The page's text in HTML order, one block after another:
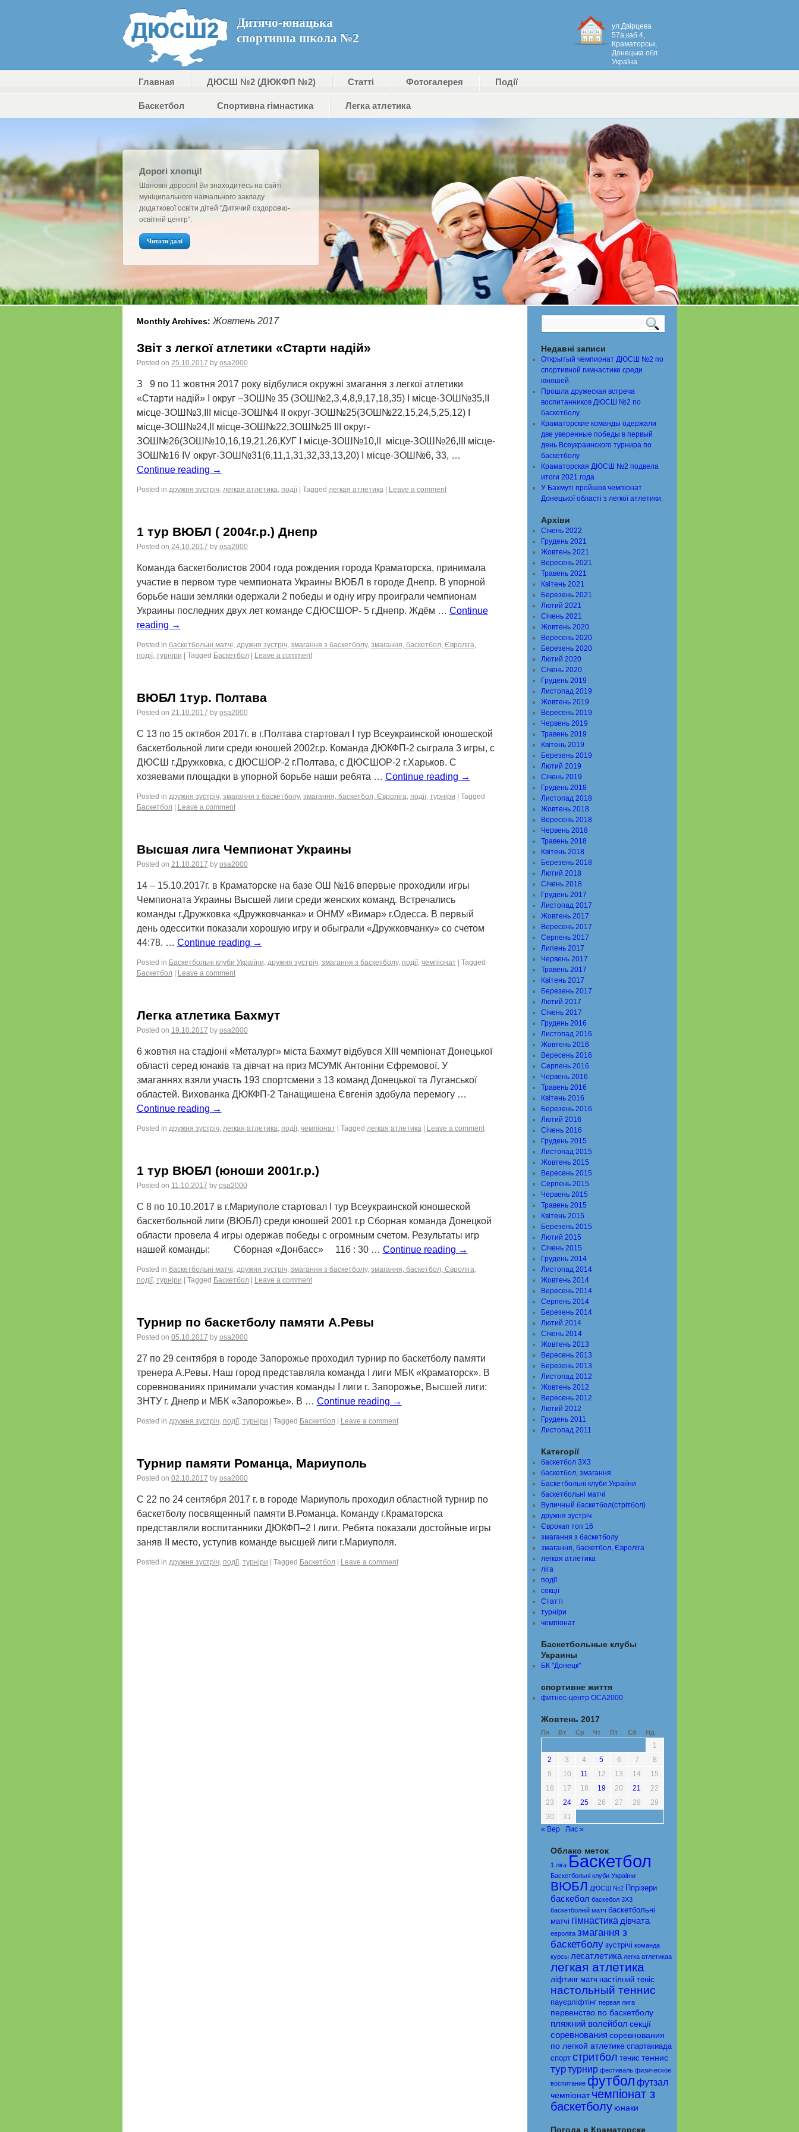
Дитячо-юнацька
спортивна школа №2
ул.Двірцева
57а,каб 4,
Краматорськ,
Донецька обл.
Україна
Главная ДЮСШ №2 (ДЮКФП №2) Статті Фотогалерея Події
Баскетбол Cпортивна гімнастика Легка атлетика
Дорогі хлопці!
Шановні дорослі! Ви знаходитесь на сайті
муніципального навчального закладу
додаткової освіти дітей "Дитячий оздоровчо-
освітній центр".
Читати далі
Monthly Archives: Жовтень 2017
Звіт з легкої атлетики «Старти надій»
Posted on 25.10.2017 by osa2000
З 9 по 11 жовтня 2017 року відбулися окружні змагання з легкої атлетики
«Старти надій» I округ –ЗОШ№ 35 (ЗОШ№2,З,4,8,9,17,18,35) I місце-ЗОШ№35,II
місце-ЗОШ№3,III місце-ЗОШ№4 II округ-ЗОШ№25(ЗОШ№22,15,24,5,25,12) I
місце-ЗОШ№24,II місце-ЗОШ№22,ЗОШ№25 III округ-
ЗОШ№26(ЗОШ№10,16,19,21,26,КУГ I місце-ЗОШ№10,II місце-ЗОШ№26,III місце-
ЗОШ№16 IV округ-ЗОШ№31(6,11,1,31,32,33,13,20) I місце-ЗОШ№6, 33, …
Continue reading →
Posted in дружня зустріч, легкая атлетика, події Tagged легкая атлетика Leave a comment
1 тур ВЮБЛ ( 2004г.р.) Днепр
Posted on 24.10.2017 by osa2000
Команда баскетболистов 2004 года рождения города Краматорска, принимала
участие в первом туре чемпионата Украины ВЮБЛ в городе Днепр. В упорной
борьбе наши земляки одержали 2 победы и одну игру проиграли чемпионам
Украины последних двух лет команде СДЮСШОР- 5 г.Днепр. Ждём … Continue
reading →
Posted in баскетбольні матчі, дружня зустріч, змагання з баскетболу, змагання, баскетбол, Євроліга,
події, турніри Tagged Баскетбол Leave a comment
ВЮБЛ 1тур. Полтава
Posted on 21.10.2017 by osa2000
С 13 по 15 октябоя 2017г. в г.Полтава стартовал I тур Всеукраинской юношеской
баскетбольной лиги среди юношей 2002г.р. Команда ДЮКФП-2 сыграла 3 игры, с
ДЮСШ г.Дружковка, с ДЮСШОР-2 г.Полтава, с ДЮСШОР-2 г.Харьков. С
хозяевами площадки в упорной борьбе наши ребята … Continue reading →
Posted in дружня зустріч, змагання з баскетболу, змагання, баскетбол, Євроліга, події, турніри
Tagged
Баскетбол
Leave a comment
Высшая лига Чемпионат Украины
Posted on 21.10.2017 by osa2000
14 – 15.10.2017г. в Краматорске на базе ОШ №16 впервые проходили игры
Чемпионата Украины Высшей лиги среди женских команд. Встречались
команды г.Дружковка «Дружковчанка» и ОНМУ «Вимар» г.Одесса. В первый
день одесситки показали хорошую игру и обыграли «Дружковчанку» со счетом
44:78. … Continue reading →
Posted in Баскетбольні клуби Украіїни, дружня зустріч, змагання з баскетболу, події, чемпіонат
Tagged
Баскетбол
Leave a comment
Легка атлетика Бахмут
Posted on 19.10.2017 by osa2000
6 жовтня на стадіоні «Металург» міста Бахмут відбувся ХІІІ чемпіонат Донецької
області серед юнаків та дівчат на приз МСУМК Антоніни Єфремової. У
змаганнях взяли участь 193 спортсмени з 13 команд Донецької та Луганської
областей. Вихованка ДЮКФП-2 Танащишена Євгенія здобула перемогу …
Continue reading →
Posted in дружня зустріч, легкая атлетика, події, чемпіонат Tagged легкая атлетика Leave a comment
1 тур ВЮБЛ (юноши 2001г.р.)
Posted on 11.10.2017 by osa2000
С 8 по 10.10.2017 в г.Мариуполе стартовал І тур Всеукраинской юношеской
баскетбольной лиги (ВЮБЛ) среди юношей 2001 г.р Сборная команда Донецкой
области провела 4 игры одержав победы с огромным счетом. Результаты игр
нашей команды: Сборная «Донбасс» 116 : 30 … Continue reading →
Posted in баскетбольні матчі, дружня зустріч, змагання з баскетболу, змагання, баскетбол, Євроліга,
події, турніри Tagged Баскетбол Leave a comment
Турнир по баскетболу памяти А.Ревы
Posted on 05.10.2017 by osa2000
27 по 29 сентября в городе Запорожье проходил турнир по баскетболу памяти
тренера А.Ревы. Наш город представляла команда I лиги МБК «Краматорск». В
соревнованиях принимали участия команды І лиги г. Запорожье, Высшей лиги:
ЗНТУ г. Днепр и МБК «Запорожье». В … Continue reading →
Posted in дружня зустріч, події, турніри Tagged Баскетбол Leave a comment
Турнир памяти Романца, Мариуполь
Posted on 02.10.2017 by osa2000
С 22 по 24 сентября 2017 г. в городе Мариуполь проходил областной турнир по
баскетболу посвященный памяти В.Романца. Команду г.Краматорска
представляли воспитанники ДЮКФП–2 I лиги. Ребята показали достойные игры
заняв II место, уступив команде высшей лиги г.Мариуполя.
Posted in дружня зустріч, події, турніри Tagged Баскетбол Leave a comment
Недавні записи
Открытый чемпионат ДЮСШ №2 по
спортивной гимнастике среди
юношей.
Прошла дружеская встреча
воспитанников ДЮСШ №2 по
баскетболу.
Краматорские команды одержали
две уверенные победы в первый
день Всеукраинского турнира по
баскетболу
Краматорская ДЮСШ №2 подвела
итоги 2021 года
У Бахмуті пройшов чемпіонат
Донецької області з легкої атлетики.
Архіви
Січень 2022
Грудень 2021
Жовтень 2021
Вересень 2021
Травень 2021
Квітень 2021
Березень 2021
Лютий 2021
Січень 2021
Жовтень 2020
Вересень 2020
Березень 2020
Лютий 2020
Січень 2020
Грудень 2019
Листопад 2019
Жовтень 2019
Вересень 2019
Червень 2019
Травень 2019
Квітень 2019
Березень 2019
Лютий 2019
Січень 2019
Грудень 2018
Листопад 2018
Жовтень 2018
Вересень 2018
Червень 2018
Травень 2018
Квітень 2018
Березень 2018
Лютий 2018
Січень 2018
Грудень 2017
Листопад 2017
Жовтень 2017
Вересень 2017
Серпень 2017
Липень 2017
Червень 2017
Травень 2017
Квітень 2017
Березень 2017
Лютий 2017
Січень 2017
Грудень 2016
Листопад 2016
Жовтень 2016
Вересень 2016
Серпень 2016
Червень 2016
Травень 2016
Квітень 2016
Березень 2016
Лютий 2016
Січень 2016
Грудень 2015
Листопад 2015
Жовтень 2015
Вересень 2015
Серпень 2015
Червень 2015
Травень 2015
Квітень 2015
Березень 2015
Лютий 2015
Січень 2015
Грудень 2014
Листопад 2014
Жовтень 2014
Вересень 2014
Серпень 2014
Березень 2014
Лютий 2014
Січень 2014
Жовтень 2013
Вересень 2013
Березень 2013
Листопад 2012
Жовтень 2012
Вересень 2012
Лютий 2012
Грудень 2011
Листопад 2011
Категорії
баскетбол 3Х3
баскетбол, змагання
Баскетбольні клуби Украіїни
баскетбольні матчі
Вуличный баскетбол(стрітбол)
дружня зустріч
Єврокап топ 16
змагання з баскетболу
змагання, баскетбол, Євроліга
легкая атлетика
ліга
події
секції
Статті
турніри
чемпіонат
Баскетбольные клубы
Украины
БК "Донецк"
спортивне життя
фитнес-центр ОСА2000
Жовтень 2017
Пн Вт Ср Чт Пт Сб Нд
1
2
3 4 5 6 7
8
9
10 11 12 13 14
15
16
17 18 19 20 21
22
23
24 25 26 27 28
29
30
31
« Вер
Лис »
Облако меток
1 ліга Баскетбол
Баскетбольні клуби Украіїни
ВЮБЛ ДЮСШ №2 Ппрiзери
баскебол баскебол 3Х3
баскетболній матч баскетбольні
матчі гімнастика дівчата
евролiга змагання з
баскетболу зустрічі команда
курсы лег.атлетика легка атлетикаа
легкая атлетика
ліфтинг матч настiлний тенiс
настольный теннис
пауєрліфтінг первая лига
первенство по баскетболу
пляжний волейбол секції
соревнования соревнования
по легкой атлетике спартакиада
спорт стритбол тенис теннис
туртурнир фестиваль физическое
воспитание футбол футзал
чемпіонат чемпіонат з
баскетболу юнаки
Погода в Краматорске